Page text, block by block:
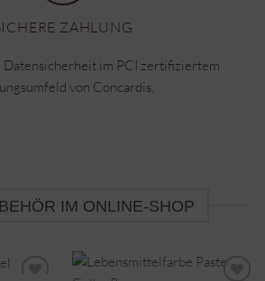
ZAHLUNG
Datensicherheit im PCI zertifiziertem
von Concardis.
IM ONLINE-SHOP